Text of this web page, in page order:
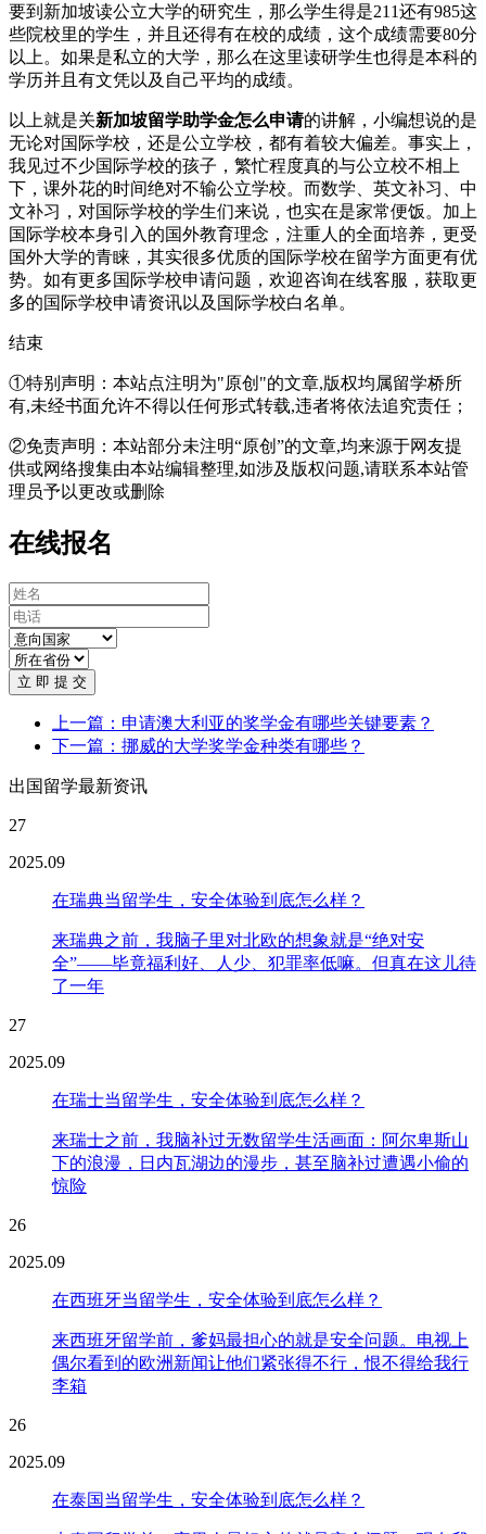
要到新加坡读公立大学的研究生，那么学生得是211还有985这
些院校里的学生，并且还得有在校的成绩，这个成绩需要80分
以上。如果是私立的大学，那么在这里读研学生也得是本科的
学历并且有文凭以及自己平均的成绩。
以上就是关新加坡留学助学金怎么申请的讲解，小编想说的是
无论对国际学校，还是公立学校，都有着较大偏差。事实上，
我见过不少国际学校的孩子，繁忙程度真的与公立校不相上
下，课外花的时间绝对不输公立学校。而数学、英文补习、中
文补习，对国际学校的学生们来说，也实在是家常便饭。加上
国际学校本身引入的国外教育理念，注重人的全面培养，更受
国外大学的青睐，其实很多优质的国际学校在留学方面更有优
势。如有更多国际学校申请问题，欢迎咨询在线客服 ，获取更
多的国际学校申请资讯以及国际学校白名单。
结束
①特别声明：本站点注明为"原创"的文章,版权均属留学桥所
有,未经书面允许不得以任何形式转载,违者将依法追究责任；
②免责声明：本站部分未注明“原创”的文章,均来源于网友提
供或网络搜集由本站编辑整理,如涉及版权问题,请联系本站管
理员予以更改或删除
在线报名
立 即 提 交
上一篇：申请澳大利亚的奖学金有哪些关键要素？
下一篇：挪威的大学奖学金种类有哪些？
出国留学最新资讯
27
2025.09
在瑞典当留学生，安全体验到底怎么样？
来瑞典之前，我脑子里对北欧的想象就是“绝对安
全”——毕竟福利好、人少、犯罪率低嘛。但真在这儿待
了一年
27
2025.09
在瑞士当留学生，安全体验到底怎么样？
来瑞士之前，我脑补过无数留学生活画面：阿尔卑斯山
下的浪漫，日内瓦湖边的漫步，甚至脑补过遭遇小偷的
惊险
26
2025.09
在西班牙当留学生，安全体验到底怎么样？
来西班牙留学前，爹妈最担心的就是安全问题。电视上
偶尔看到的欧洲新闻让他们紧张得不行，恨不得给我行
李箱
26
2025.09
在泰国当留学生，安全体验到底怎么样？